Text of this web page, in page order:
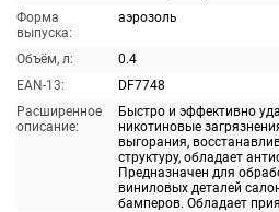
Форма
выпуска:
аэрозоль
Объём, л:
0.4
EAN-13:
DF7748
Расширенное
описание:
Быстро и эффективно
никотиновые
выгорания,
структуру, обладает
Предназначен для
виниловых деталей
бамперов. Обладает